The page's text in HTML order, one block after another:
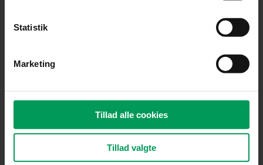
Statistik
Marketing
Tillad alle cookies
Tillad valgte